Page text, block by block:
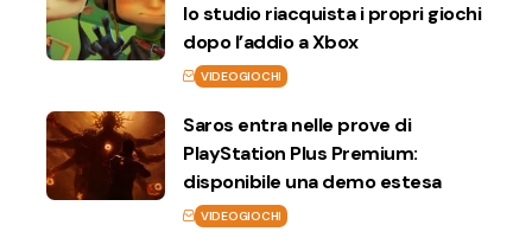
lo studio riacquista i propri giochi
dopo l’addio a Xbox
VIDEOGIOCHI
Saros entra nelle prove di
PlayStation Plus Premium:
disponibile una demo estesa
VIDEOGIOCHI